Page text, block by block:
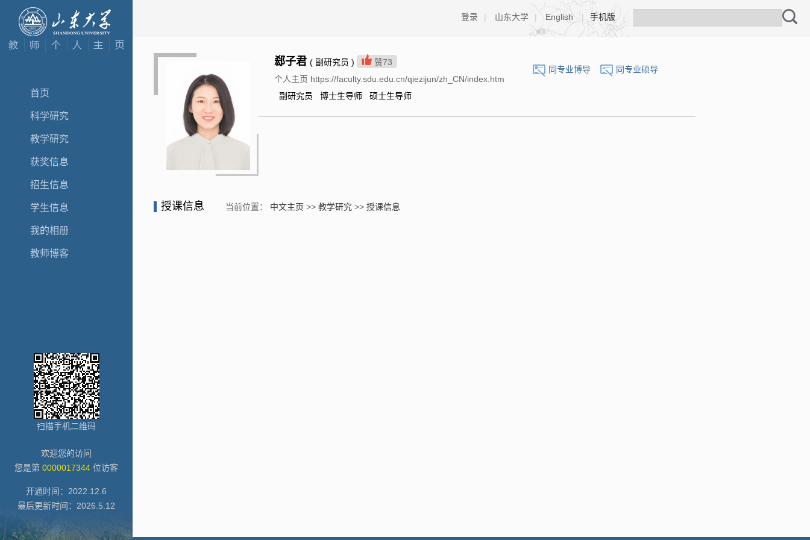
首页
科学研究
教学研究
获奖信息
招生信息
学生信息
我的相册
教师博客
扫描手机二维码
欢迎您的访问
您是第 0000017344 位访客
开通时间： 2022 12 6
最后更新时间： 2026 5 12
登录 | 山东大学 | English | 手机版
同专业博导 同专业硕导
郄子君 ( 副研究员 ) 赞73
个人主页 https://faculty.sdu.edu.cn/qiezijun/zh_CN/index.htm
副研究员 博士生导师 硕士生导师
授课信息 当前位置： 中文主页 >> 教学研究 >> 授课信息